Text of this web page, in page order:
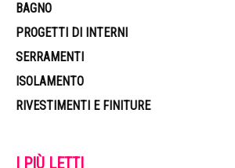
BAGNO
PROGETTI DI INTERNI
SERRAMENTI
ISOLAMENTO
RIVESTIMENTI E FINITURE
I PIÙ LETTI